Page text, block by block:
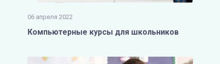
06 апреля 2022
Компьютерные курсы для школьников